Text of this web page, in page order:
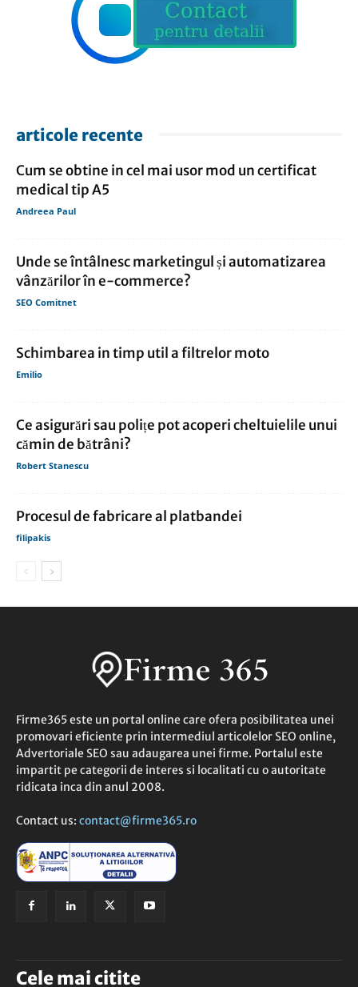
articole recente
Cum se obtine in cel mai usor mod un certificat
medical tip A5
Andreea Paul
Unde se întâlnesc marketingul și automatizarea
vânzărilor în e-commerce?
SEO Comitnet
Schimbarea in timp util a filtrelor moto
Emilio
Ce asigurări sau polițe pot acoperi cheltuielile unui
cămin de bătrâni?
Robert Stanescu
Procesul de fabricare al platbandei
filipakis
Firme365 este un portal online care ofera posibilitatea unei
promovari eficiente prin intermediul articolelor SEO online,
Advertoriale SEO sau adaugarea unei firme. Portalul este
impartit pe categorii de interes si localitati cu o autoritate
ridicata inca din anul 2008.
Contact us: contact@firme365.ro
Cele mai citite